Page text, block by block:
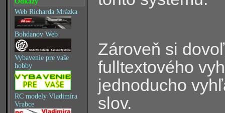
Web Richarda Mrázka
Bohdanov Web
Vybavenie pre vaše
hobby
RC modely Vladimíra
Vrabce
Zároveň si
fulltextového
jednoducho
slov.